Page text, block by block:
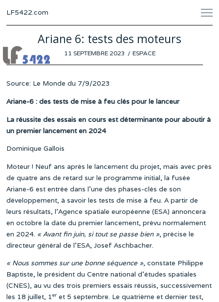
LF5422.com
Ariane 6: tests des moteurs
POSTED
11 SEPTEMBRE 2023 6 ESPACE
Source: Le Monde du 7/9/2023
Ariane-6 : des tests de mise à feu clés pour le lanceur
La réussite des essais en cours est déterminante pour aboutir à
un premier lancement en 2024
Dominique Gallois
Moteur ! Neuf ans après le lancement du projet, mais avec près
de quatre ans de retard sur le programme initial, la fusée
Ariane-6 est entrée dans l’une des phases-clés de son
développement, à savoir les tests de mise à feu. A partir de
leurs résultats, l’Agence spatiale européenne (ESA) annoncera
en octobre la date du premier lancement, prévu normalement
en 2024. « Avant fin juin, si tout se passe bien », précise le
directeur général de l’ESA, Josef Aschbacher.
« Nous sommes sur une bonne séquence », constate Philippe
Baptiste, le président du Centre national d’études spatiales
(CNES), au vu des trois premiers essais réussis, successivement
les 18 juillet, 1er et 5 septembre. Le quatrième et dernier test,